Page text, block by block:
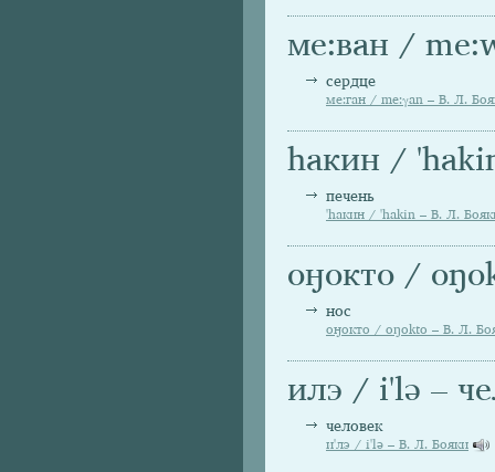
ме:ван /
сердце
ме:ган / me:γan – В. Л.
hакин /
печень
'hакин / 'hakin – В. Л.
оӈокто /
нос
оӈокто / oŋokto – В. Л.
илэ / i'lә –
человек
и'лэ / i'lә – В. Л. Бояки